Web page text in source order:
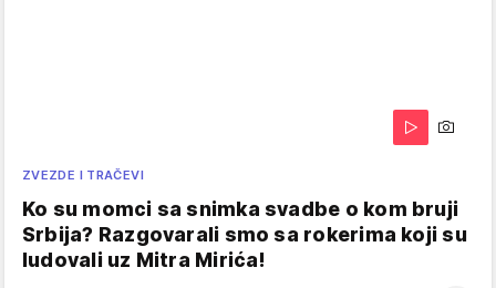
ZVEZDE I TRAČEVI
Ko su momci sa snimka svadbe o kom bruji
Srbija? Razgovarali smo sa rokerima koji su
ludovali uz Mitra Mirića!